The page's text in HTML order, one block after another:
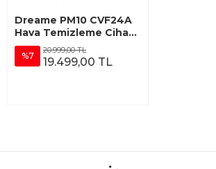
Dreame PM10 CVF24A
Hava Temizleme Cihazı
- Altın
%7
20.999,00 TL
19.499,00 TL